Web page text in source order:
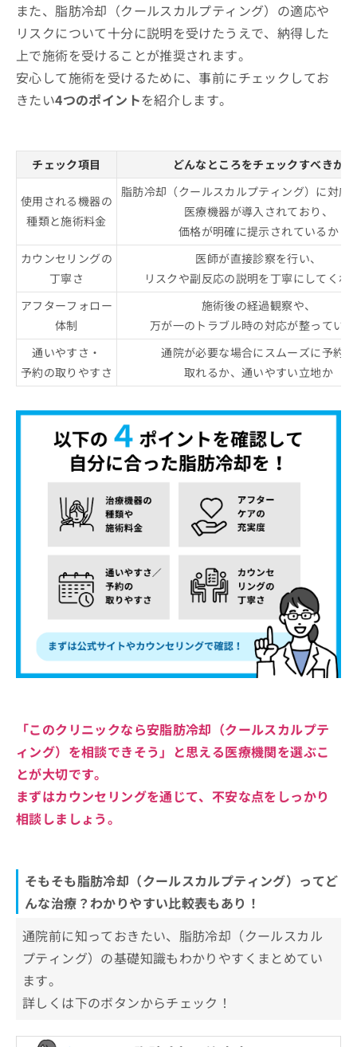
また、脂肪冷却（クールスカルプティング）の適応や
リスクについて十分に説明を受けたうえで、納得した
上で施術を受けることが推奨されます。
安心して施術を受けるために、事前にチェックしてお
きたい4つのポイントを紹介します。
チェック項目 どんなところをチェックすべきか
使用される機器の
種類と施術料金
脂肪冷却（クールスカルプティング）に対応
医療機器が導入されており、
価格が明確に提示されているか
カウンセリングの
丁寧さ
医師が直接診察を行い、
リスクや副反応の説明を丁寧にしてくれ
アフターフォロー
体制
施術後の経過観察や、
万が一のトラブル時の対応が整ってい
通いやすさ・
予約の取りやすさ
通院が必要な場合にスムーズに予約が
取れるか、通いやすい立地か
「このクリニックなら安脂肪冷却（クールスカルプテ
ィング）を相談できそう」と思える医療機関を選ぶこ
とが大切です。
まずはカウンセリングを通じて、不安な点をしっかり
相談しましょう。
そもそも脂肪冷却（クールスカルプティング）ってど
んな治療？わかりやすい比較表もあり！
通院前に知っておきたい、脂肪冷却（クールスカル
プティング）の基礎知識もわかりやすくまとめてい
ます。
詳しくは下のボタンからチェック！